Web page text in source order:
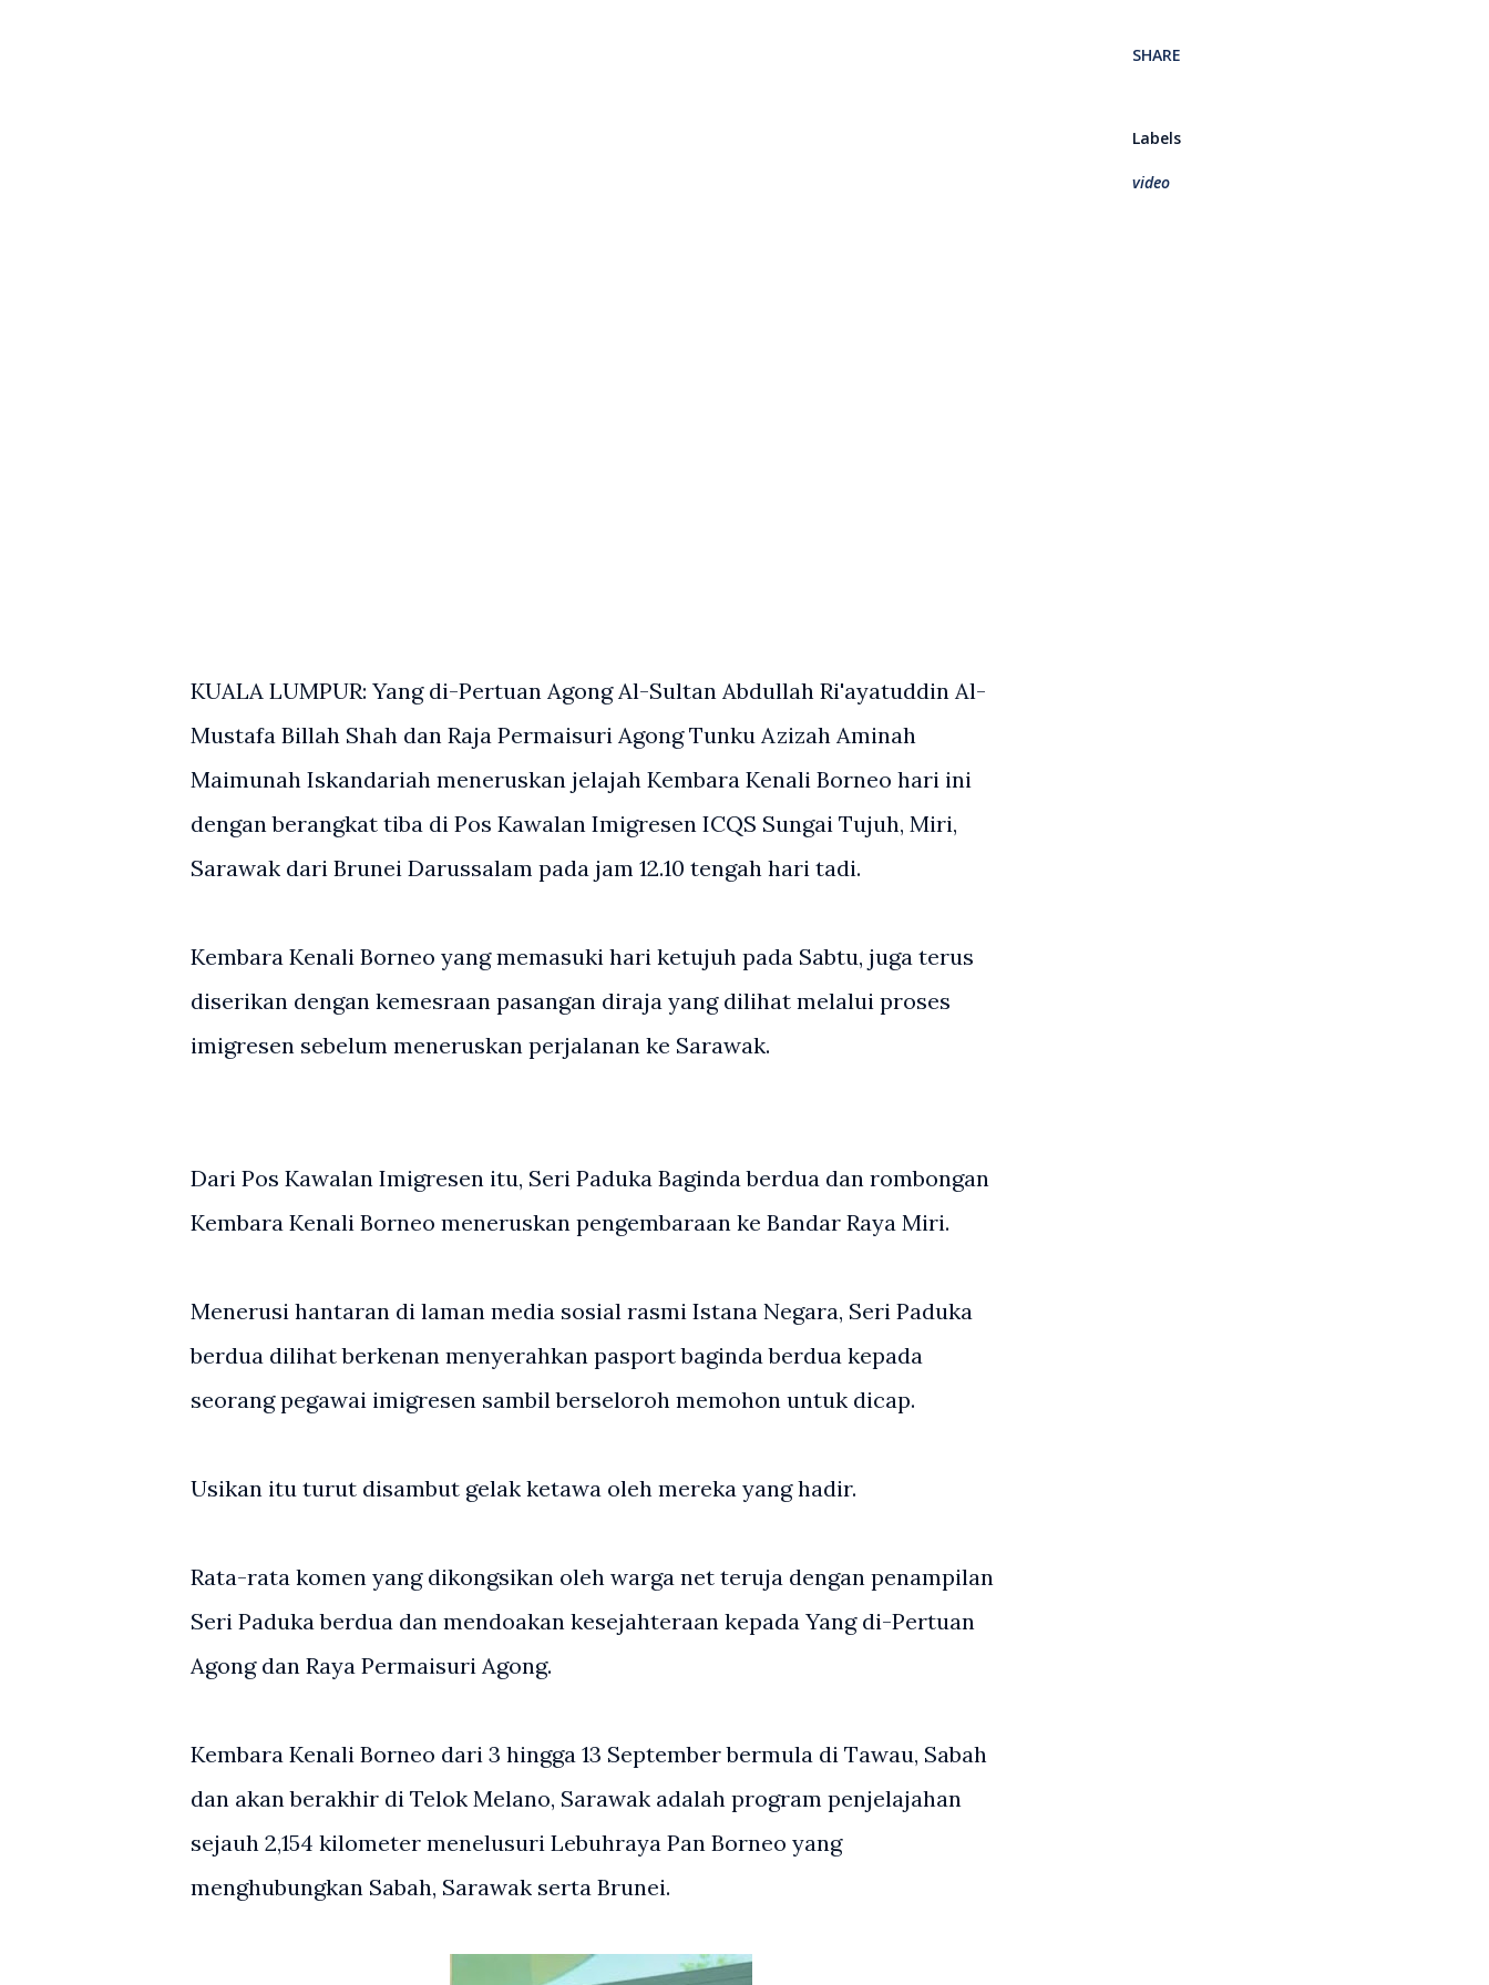
KUALA LUMPUR: Yang di-Pertuan Agong Al-Sultan Abdullah Ri'ayatuddin Al-
Mustafa Billah Shah dan Raja Permaisuri Agong Tunku Azizah Aminah
Maimunah Iskandariah meneruskan jelajah Kembara Kenali Borneo hari ini
dengan berangkat tiba di Pos Kawalan Imigresen ICQS Sungai Tujuh, Miri,
Sarawak dari Brunei Darussalam pada jam 12.10 tengah hari tadi.
Kembara Kenali Borneo yang memasuki hari ketujuh pada Sabtu, juga terus
diserikan dengan kemesraan pasangan diraja yang dilihat melalui proses
imigresen sebelum meneruskan perjalanan ke Sarawak.
Dari Pos Kawalan Imigresen itu, Seri Paduka Baginda berdua dan rombongan
Kembara Kenali Borneo meneruskan pengembaraan ke Bandar Raya Miri.
Menerusi hantaran di laman media sosial rasmi Istana Negara, Seri Paduka
berdua dilihat berkenan menyerahkan pasport baginda berdua kepada
seorang pegawai imigresen sambil berseloroh memohon untuk dicap.
Usikan itu turut disambut gelak ketawa oleh mereka yang hadir.
Rata-rata komen yang dikongsikan oleh warga net teruja dengan penampilan
Seri Paduka berdua dan mendoakan kesejahteraan kepada Yang di-Pertuan
Agong dan Raya Permaisuri Agong.
Kembara Kenali Borneo dari 3 hingga 13 September bermula di Tawau, Sabah
dan akan berakhir di Telok Melano, Sarawak adalah program penjelajahan
sejauh 2,154 kilometer menelusuri Lebuhraya Pan Borneo yang
menghubungkan Sabah, Sarawak serta Brunei.
SHARE
Labels
video